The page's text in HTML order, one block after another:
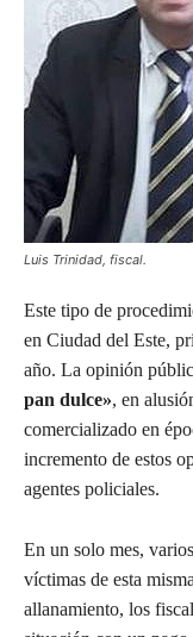
Luis Trinidad, fiscal.
Este tipo de
en Ciudad del Este,
año. La opinión
pan dulce», en
comercializado en
incremento de estos
agentes policiales.
En un solo mes,
víctimas de esta
allanamiento, los